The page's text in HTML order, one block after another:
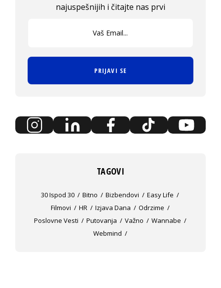
najuspešnijih i čitajte nas prvi
PRIJAVI SE
TAGOVI
30 Ispod 30 Bitno Bizbendovi
Easy Life
Filmovi
HR Izjava Dana
Odrzime
Poslovne Vesti
Putovanja Važno
Wannabe
Webmind